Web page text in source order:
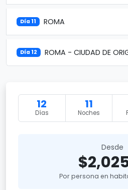
Día 11 ROMA
Día 12 ROMA - CIUDAD DE
12
Días
11
Noches
Desde
Por persona en